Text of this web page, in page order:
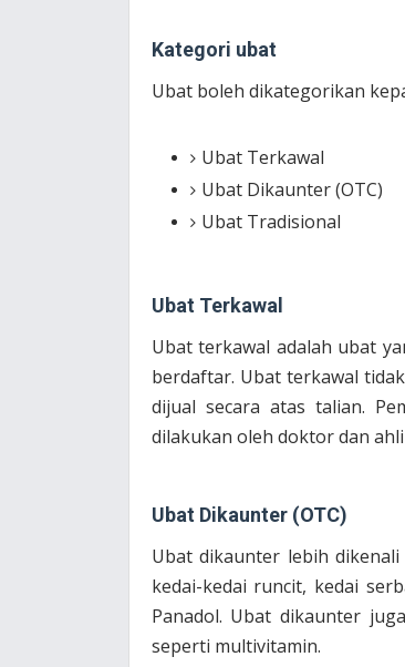
Kategori ubat
Ubat boleh dikategorikan
Ubat Terkawal
Ubat Dikaunter (OTC)
Ubat Tradisional
Ubat Terkawal
Ubat terkawal adalah ubat
berdaftar. Ubat terkawal
dijual secara atas talian.
dilakukan oleh doktor dan
Ubat Dikaunter (OTC)
Ubat dikaunter lebih
kedai-kedai runcit, kedai
Panadol. Ubat dikaunter
seperti multivitamin.